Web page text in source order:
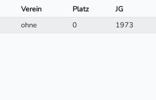
Verein Platz JG
ohne 0 1973